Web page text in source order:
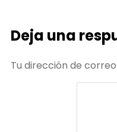
Deja una
Tu dirección de